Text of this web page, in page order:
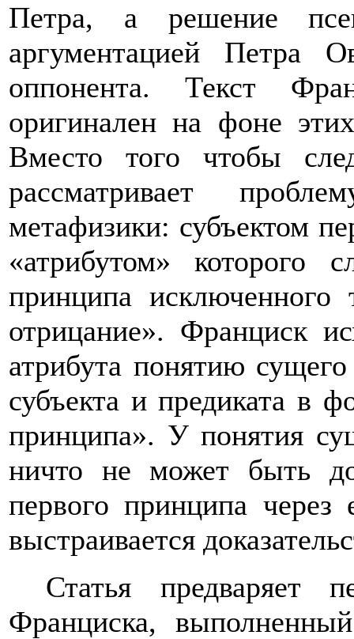
Петра, а решение
аргументацией Петра
оппонента. Текст
оригинален на фоне
Вместо того чтобы
рассматривает
метафизики: субъектом
«атрибутом» которого
принципа исключенного
отрицание». Франциск
атрибута понятию
субъекта и предиката в
принципа». У понятия
ничто не может быть
первого принципа
выстраивается
Статья предваряет
Франциска,